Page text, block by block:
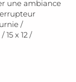
une ambiance
/
x 12 /